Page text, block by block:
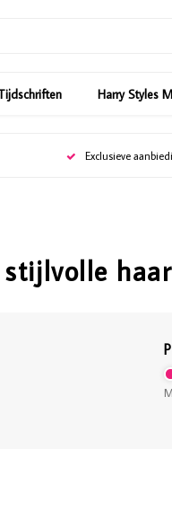
Harry Styles
Exclusieve